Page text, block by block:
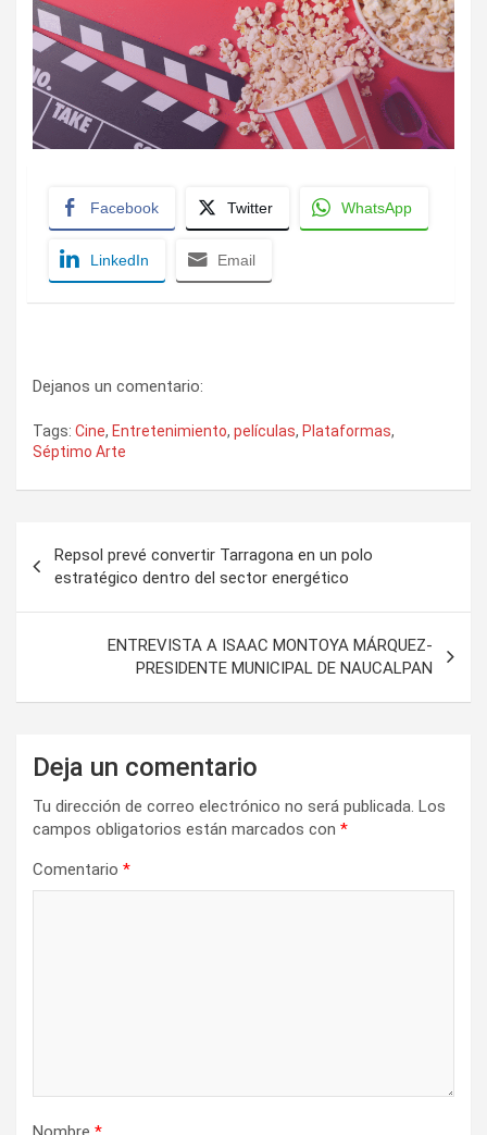
Facebook Twitter WhatsApp
LinkedIn Email
Dejanos un comentario:
Tags: Cine, Entretenimiento, películas, Plataformas,
Séptimo Arte
de
entradas
Repsol prevé convertir Tarragona en un polo
estratégico dentro del sector energético
ENTREVISTA A ISAAC MONTOYA MÁRQUEZ-
PRESIDENTE MUNICIPAL DE NAUCALPAN
Deja un comentario
Tu dirección de correo electrónico no será publicada. Los
campos obligatorios están marcados con *
Comentario *